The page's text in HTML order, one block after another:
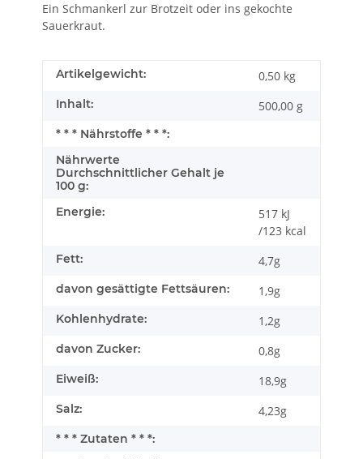
Ein Schmankerl zur Brotzeit oder ins gekochte
Sauerkraut.
Artikelgewicht: 0,50 kg
Inhalt: 500,00 g
* * * Nährstoffe * * *:
Nährwerte
Durchschnittlicher Gehalt je
100 g:
Energie:
517 kJ
/123 kcal
Fett: 4,7g
davon gesättigte Fettsäuren: 1,9g
Kohlenhydrate: 1,2g
davon Zucker: 0,8g
Eiweiß: 18,9g
Salz: 4,23g
* * * Zutaten * * *: